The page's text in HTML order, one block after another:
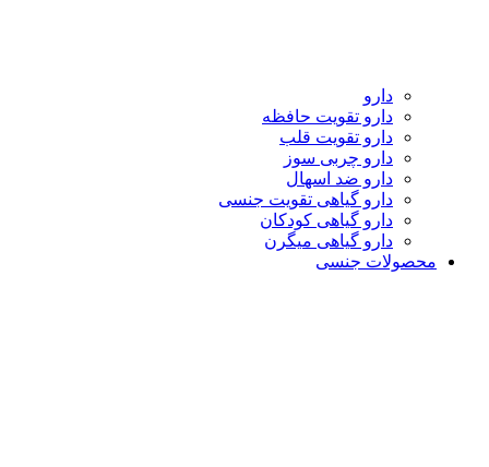
دارو
دارو تقویت حافظه
دارو تقویت قلب
دارو چربی سوز
دارو ضد اسهال
دارو گیاهی تقویت جنسی
دارو گیاهی کودکان
دارو گیاهی میگرن
محصولات جنسی